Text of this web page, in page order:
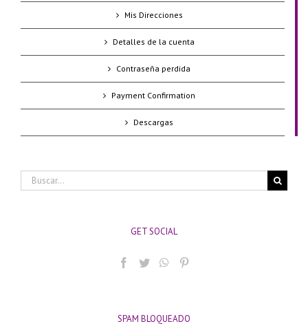
Mis Direcciones
Detalles de la cuenta
Contraseña perdida
Payment Confirmation
Descargas
Buscar:
GET SOCIAL
SPAM BLOQUEADO